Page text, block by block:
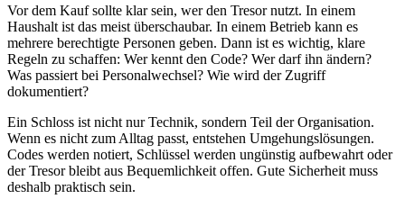
Vor dem Kauf sollte klar sein, wer den Tresor nutzt. In einem
Haushalt ist das meist überschaubar. In einem Betrieb kann es
mehrere berechtigte Personen geben. Dann ist es wichtig, klare
Regeln zu schaffen: Wer kennt den Code? Wer darf ihn ändern?
Was passiert bei Personalwechsel? Wie wird der Zugriff
dokumentiert?
Ein Schloss ist nicht nur Technik, sondern Teil der Organisation.
Wenn es nicht zum Alltag passt, entstehen Umgehungslösungen.
Codes werden notiert, Schlüssel werden ungünstig aufbewahrt oder
der Tresor bleibt aus Bequemlichkeit offen. Gute Sicherheit muss
deshalb praktisch sein.